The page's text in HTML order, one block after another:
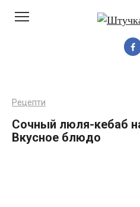
Рецепти
Сочный люля-кебаб
Вкусное блюдо